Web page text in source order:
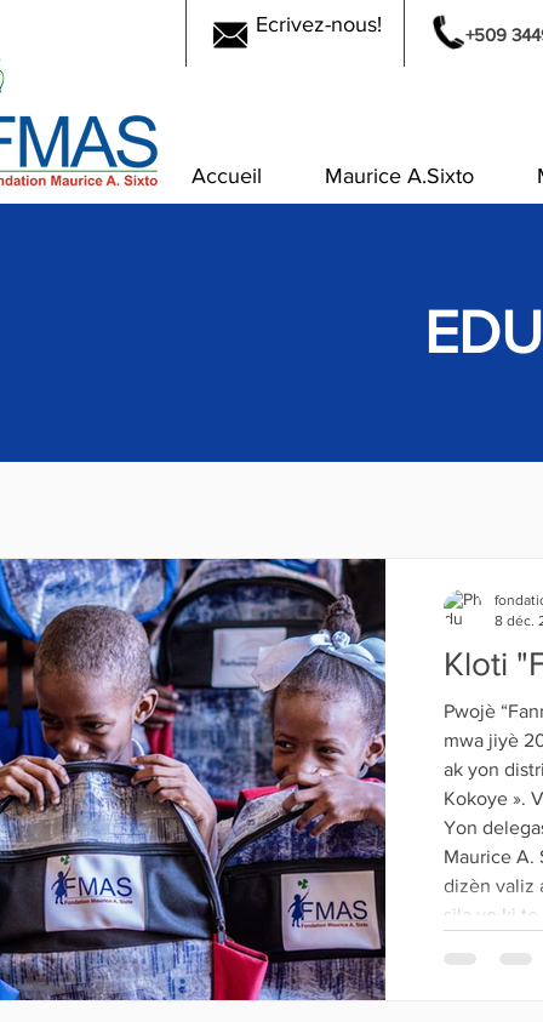
Accueil Maurice A.Sixto
+509
Ecrivez-nous!
Kloti
Pwojè “Fanm Djanm epi otonòm” ki te komanse depi
mwa jiyè
ak yon
Kokoye ».
Yon
Maurice A.
dizèn valiz
sila yo ki
8 déc.